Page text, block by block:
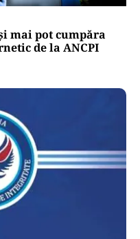
mai pot cumpăra
de la ANCPI